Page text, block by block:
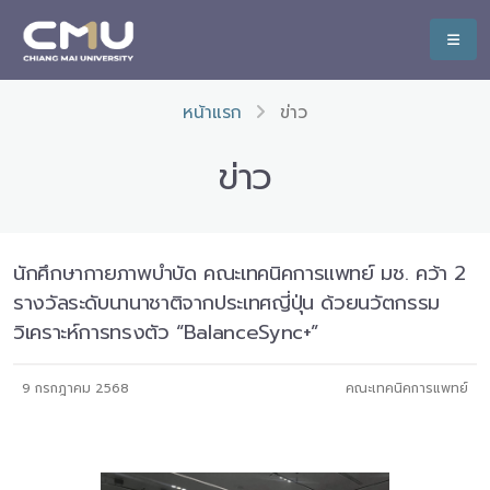
หน้าแรก ข่าว
ข่าว
นักศึกษากายภาพบำบัด คณะเทคนิคการแพทย์ มช. คว้า 2
รางวัลระดับนานาชาติจากประเทศญี่ปุ่น ด้วยนวัตกรรม
วิเคราะห์การทรงตัว “BalanceSync+”
9 กรกฎาคม 2568 คณะเทคนิคการแพทย์